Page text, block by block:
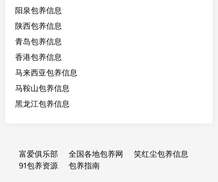
阳泉包养信息
陕西包养信息
青岛包养信息
香港包养信息
马来西亚包养信息
马鞍山包养信息
黑龙江包养信息
富爱俱乐部 全国各地包养网
笑红尘包养信息
91包养资源
包养指南